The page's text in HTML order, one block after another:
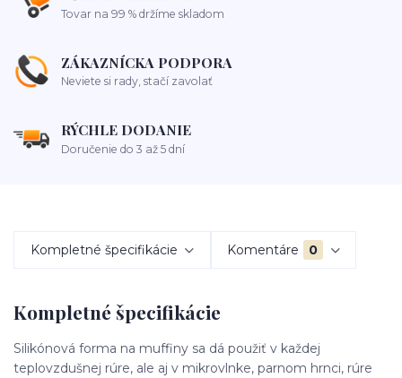
Tovar na 99 % držíme skladom
ZÁKAZNÍCKA PODPORA
Neviete si rady, stačí zavolať
RÝCHLE DODANIE
Doručenie do 3 až 5 dní
Kompletné špecifikácie Komentáre 0
Kompletné špecifikácie
Silikónová forma na muffiny sa dá použiť v každej
teplovzdušnej rúre, ale aj v mikrovlnke, parnom hrnci, rúre